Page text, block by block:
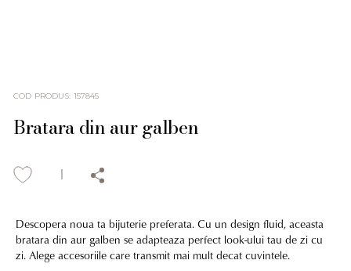
COD PRODUS: 157845
Bratara din aur galben
Descopera noua ta bijuterie preferata. Cu un design fluid, aceasta
bratara din aur galben se adapteaza perfect look-ului tau de zi cu
zi. Alege accesoriile care transmit mai mult decat cuvintele.